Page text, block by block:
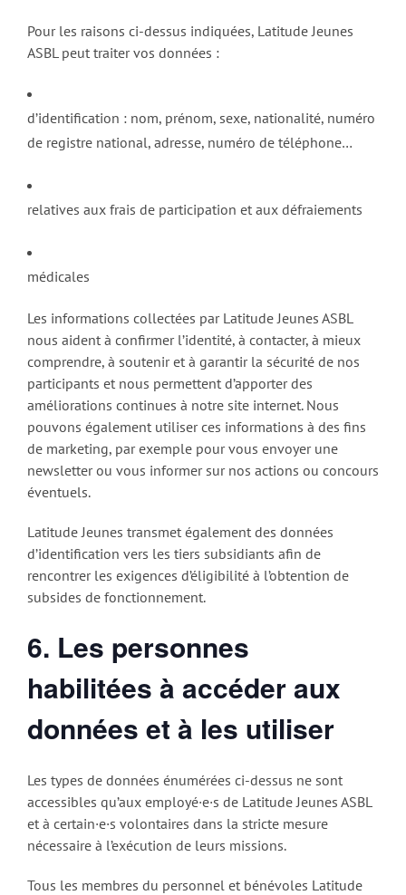
Pour les raisons ci-dessus indiquées, Latitude Jeunes
ASBL peut traiter vos données :
d’identification : nom, prénom, sexe, nationalité, numéro
de registre national, adresse, numéro de téléphone…
relatives aux frais de participation et aux défraiements
médicales
Les informations collectées par Latitude Jeunes ASBL
nous aident à confirmer l’identité, à contacter, à mieux
comprendre, à soutenir et à garantir la sécurité de nos
participants et nous permettent d’apporter des
améliorations continues à notre site internet. Nous
pouvons également utiliser ces informations à des fins
de marketing, par exemple pour vous envoyer une
newsletter ou vous informer sur nos actions ou concours
éventuels.
Latitude Jeunes transmet également des données
d’identification vers les tiers subsidiants afin de
rencontrer les exigences d’éligibilité à l’obtention de
subsides de fonctionnement.
6. Les personnes
habilitées à accéder aux
données et à les utiliser
Les types de données énumérées ci-dessus ne sont
accessibles qu’aux employé·e·s de Latitude Jeunes ASBL
et à certain·e·s volontaires dans la stricte mesure
nécessaire à l’exécution de leurs missions.
Tous les membres du personnel et bénévoles Latitude